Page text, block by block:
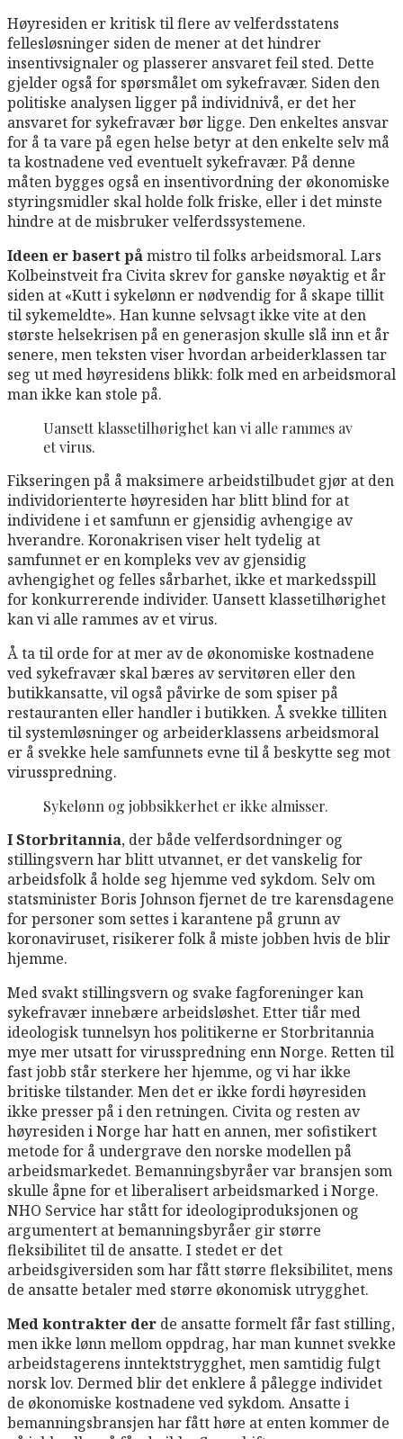
Høyresiden er kritisk til flere av velferdsstatens
fellesløsninger siden de mener at det hindrer
insentivsignaler og plasserer ansvaret feil sted. Dette
gjelder også for spørsmålet om sykefravær. Siden den
politiske analysen ligger på individnivå, er det her
ansvaret for sykefravær bør ligge. Den enkeltes ansvar
for å ta vare på egen helse betyr at den enkelte selv må
ta kostnadene ved eventuelt sykefravær. På denne
måten bygges også en insentivordning der økonomiske
styringsmidler skal holde folk friske, eller i det minste
hindre at de misbruker velferdssystemene.
Ideen er basert påmistro til folks arbeidsmoral. Lars
Kolbeinstveit fra Civita skrev for ganske nøyaktig et år
siden at «Kutt i sykelønn er nødvendig for å skape tillit
til sykemeldte». Han kunne selvsagt ikke vite at den
største helsekrisen på en generasjon skulle slå inn et år
senere, men teksten viser hvordan arbeiderklassen tar
seg ut med høyresidens blikk: folk med en arbeidsmoral
man ikke kan stole på.
Uansett klassetilhørighet kan vi alle rammes av
et virus.
Fikseringen på å maksimere arbeidstilbudet gjør at den
individorienterte høyresiden har blitt blind for at
individene i et samfunn er gjensidig avhengige av
hverandre. Koronakrisen viser helt tydelig at
samfunnet er en kompleks vev av gjensidig
avhengighet og felles sårbarhet, ikke et markedsspill
for konkurrerende individer. Uansett klassetilhørighet
kan vi alle rammes av et virus.
Å ta til orde for at mer av de økonomiske kostnadene
ved sykefravær skal bæres av servitøren eller den
butikkansatte, vil også påvirke de som spiser på
restauranten eller handler i butikken. Å svekke tilliten
til systemløsninger og arbeiderklassens arbeidsmoral
er å svekke hele samfunnets evne til å beskytte seg mot
virusspredning.
Sykelønn og jobbsikkerhet er ikke almisser.
I Storbritannia, der både velferdsordninger og
stillingsvern har blitt utvannet, er det vanskelig for
arbeidsfolk å holde seg hjemme ved sykdom. Selv om
statsminister Boris Johnson fjernet de tre karensdagene
for personer som settes i karantene på grunn av
koronaviruset, risikerer folk å miste jobben hvis de blir
hjemme.
Med svakt stillingsvern og svake fagforeninger kan
sykefravær innebære arbeidsløshet. Etter tiår med
ideologisk tunnelsyn hos politikerne er Storbritannia
mye mer utsatt for virusspredning enn Norge. Retten til
fast jobb står sterkere her hjemme, og vi har ikke
britiske tilstander. Men det er ikke fordi høyresiden
ikke presser på i den retningen. Civita og resten av
høyresiden i Norge har hatt en annen, mer sofistikert
metode for å undergrave den norske modellen på
arbeidsmarkedet. Bemanningsbyråer var bransjen som
skulle åpne for et liberalisert arbeidsmarked i Norge.
NHO Service har stått for ideologiproduksjonen og
argumentert at bemanningsbyråer gir større
fleksibilitet til de ansatte. I stedet er det
arbeidsgiversiden som har fått større fleksibilitet, mens
de ansatte betaler med større økonomisk utrygghet.
Med kontrakter der de ansatte formelt får fast stilling,
men ikke lønn mellom oppdrag, har man kunnet svekke
arbeidstagerens inntektstrygghet, men samtidig fulgt
norsk lov. Dermed blir det enklere å pålegge individet
de økonomiske kostnadene ved sykdom. Ansatte i
bemanningsbransjen har fått høre at enten kommer de